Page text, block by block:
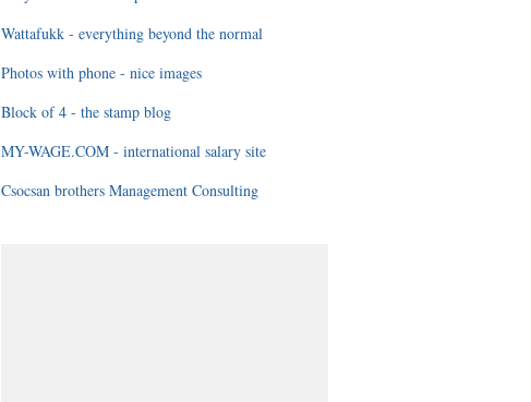
Wattafukk - everything beyond the normal
Photos with phone - nice images
Block of 4 - the stamp blog
MY-WAGE.COM - international salary site
Csocsan brothers Management Consulting